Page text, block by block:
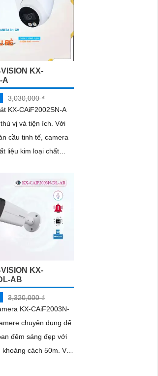
KX-
A
3,030,000 ₫
KX-CAiF2002SN-A
vị và tiện ích. Với
cầu tinh tế, camera
liệu kim loại chất
KX-
AB
3,320,000 ₫
KX-CAiF2003N-
chuyên dụng để
đêm sáng đẹp với
cách 50m. Với